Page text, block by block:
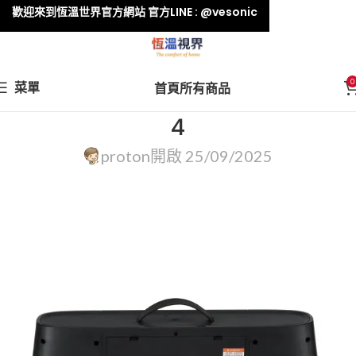
菜單 首頁所有商品 0
4
proton開啟 25/09/2025
歡迎來到恆溫世界官方網站 官方LINE : @vesonic